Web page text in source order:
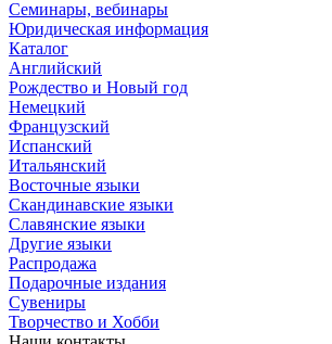
Семинары, вебинары
Юридическая информация
Каталог
Английский
Рождество и Новый год
Немецкий
Французский
Испанский
Итальянский
Восточные языки
Скандинавские языки
Славянские языки
Другие языки
Распродажа
Подарочные издания
Сувениры
Творчество и Хобби